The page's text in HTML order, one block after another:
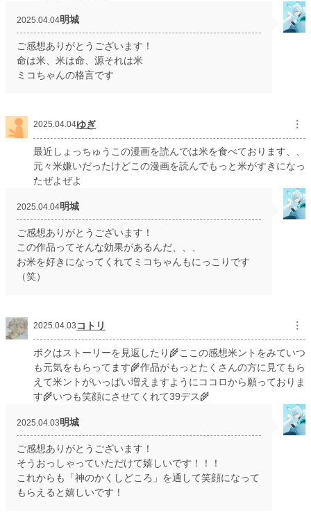
2025.04.04明城
ご感想ありがとうございます！
命は米、米は命、源それは米
ミコちゃんの格言です
2025.04.04ゆぎ ︙
最近しょっちゅうこの漫画を読んでは米を食べております、、
元々米嫌いだったけどこの漫画を読んでもっと米がすきになっ
たぜよぜよ
2025.04.04明城
ご感想ありがとうございます！
この作品ってそんな効果があるんだ、、、
お米を好きになってくれてミコちゃんもにっこりです
（笑）
2025.04.03 コトリ ︙
ボクはストーリーを見返したり🌾ここの感想米ントをみていつ
も元気をもらってます🌾作品がもっとたくさんの方に見てもら
えて米ントがいっぱい増えますようにココロから願っておりま
す🌾いつも笑顔にさせてくれて39デス🌾
2025.04.03明城
ご感想ありがとうございます！
そうおっしゃっていただけて嬉しいです！！！
これからも「神のかくしどころ」を通して笑顔になって
もらえると嬉しいです！